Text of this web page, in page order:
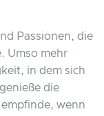
Passionen, die
Umso mehr
in dem sich
die
wenn